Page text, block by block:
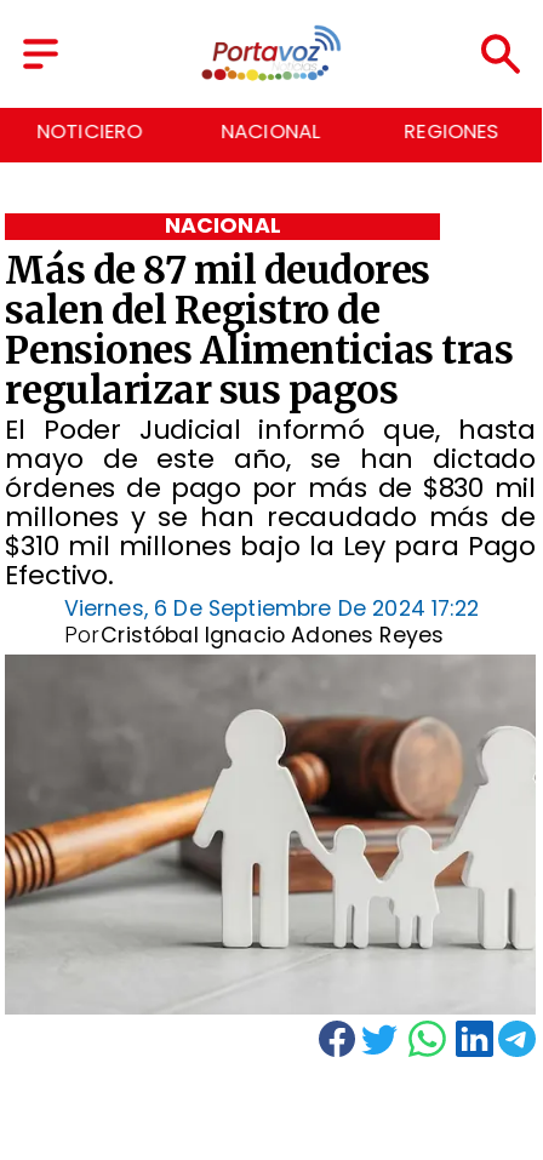
NACIONAL REGIONES ECONOMÍA
Más de 87 mil deudores
salen del Registro de
Pensiones Alimenticias tras
regularizar sus pagos
​El Poder Judicial informó que, hasta
mayo de este año, se han dictado
órdenes de pago por más de $830 mil
millones y se han recaudado más de
$310 mil millones bajo la Ley para Pago
Efectivo.
NACIONAL
Viernes, 6 De Septiembre De 2024 17:22
Cristóbal Ignacio Adones Reyes
Por